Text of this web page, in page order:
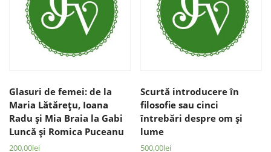
Glasuri de femei: de la
Maria Lătăreţu, Ioana
Radu şi Mia Braia la Gabi
Luncă şi Romica Puceanu
200,00lei
Scurtă introducere în
filosofie sau cinci
întrebări despre om şi
lume
500,00lei